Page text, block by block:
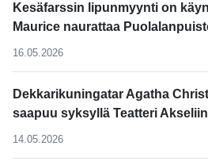
Kesäfarssin lipunmyynti on
Maurice naurattaa
16.05.2026
Dekkarikuningatar Agatha
saapuu syksyllä Teatteri
14.05.2026